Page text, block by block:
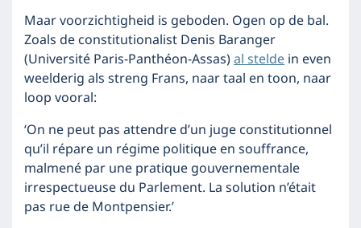
Maar voorzichtigheid is geboden. Ogen op de bal.
Zoals de constitutionalist Denis Baranger
(Université Paris-Panthéon-Assas)al steldein even
weelderig als streng Frans, naar taal en toon, naar
loop vooral:
‘On ne peut pas attendre d’un juge constitutionnel
qu’il répare un régime politique en souffrance,
malmené par une pratique gouvernementale
irrespectueuse du Parlement. La solution n’était
pas rue de Montpensier.’